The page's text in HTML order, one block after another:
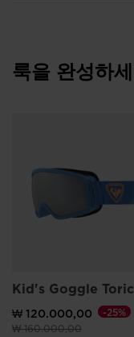
룩을 완성하
Kid's Goggle Toric
₩ 120.000,00
이전 가격 (insert amount)
₩ 160.000,00(insert
-25%